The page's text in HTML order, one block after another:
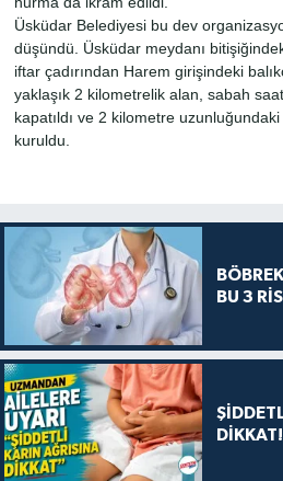
Üsküdar Belediyesi bu dev
düşündü. Üsküdar meydanı
iftar çadırından Harem girişindeki
yaklaşık 2 kilometrelik alan, sabah
kapatıldı ve 2 kilometre
kuruldu.
BU 3
DİKKAT!